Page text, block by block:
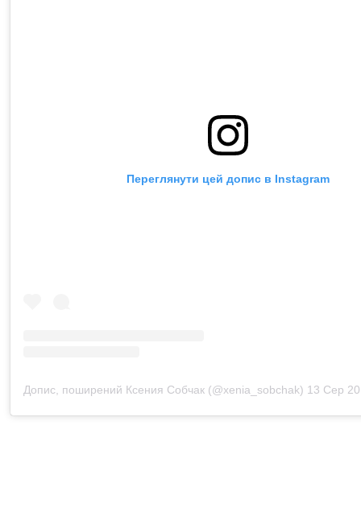
Переглянути цей допис в Instagram
Допис, поширений Ксения Собчак (@xenia_sobchak) 13 Сер